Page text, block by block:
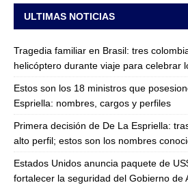
ULTIMAS NOTICIAS
Tragedia familiar en Brasil: tres
helicóptero durante viaje para celebrar
Estos son los 18 ministros que
Espriella: nombres, cargos y perfiles
Primera decisión de De La Espriella:
alto perfil; estos son los nombres
Estados Unidos anuncia paquete de
fortalecer la seguridad del Gobierno de